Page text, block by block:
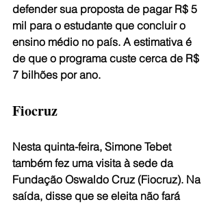
defender sua proposta de pagar R$ 5
mil para o estudante que concluir o
ensino médio no país. A estimativa é
de que o programa custe cerca de R$
7 bilhões por ano.
Fiocruz
Nesta quinta-feira, Simone Tebet
também fez uma visita à sede da
Fundação Oswaldo Cruz (Fiocruz). Na
saída, disse que se eleita não fará